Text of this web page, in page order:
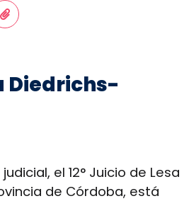
Diedrichs-
el 12° Juicio de Lesa
de Córdoba, está